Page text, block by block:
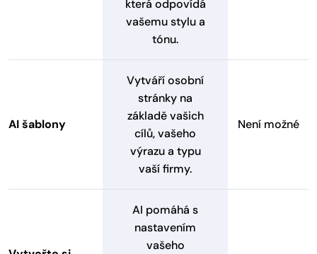
která odpovídá
vašemu stylu a
tónu.
AI šablony
Vytváří osobní
stránky na
základě vašich
cílů, vašeho
výrazu a typu
vaší firmy.
Není možné
AI pomáhá s
nastavením
vašeho